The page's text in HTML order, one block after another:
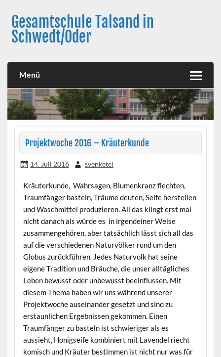
contentGesamtschule Talsand in
Schwedt/Oder
Menü
Projektwoche 2016 – Kräuterkunde
14. Juli 2016 svenketel
Kräuterkunde, Wahrsagen, Blumenkranz flechten,
Traumfänger basteln, Träume deuten, Seife herstellen
und Waschmittel produzieren. All das klingt erst mal
nicht danach als würde es in irgendeiner Weise
zusammengehören, aber tatsächlich lässt sich all das
auf die verschiedenen Naturvölker rund um den
Globus zurückführen. Jedes Naturvolk hat seine
eigene Tradition und Bräuche, die unser alltägliches
Leben bewusst oder unbewusst beeinflussen. Mit
diesem Thema haben wir uns während unserer
Projektwoche auseinander gesetzt und sind zu
erstaunlichen Ergebnissen gekommen. Einen
Traumfänger zu basteln ist schwieriger als es
aussieht, Honigseife kombiniert mit Lavendel riecht
komisch und Kräuter bestimmen ist nicht nur was für